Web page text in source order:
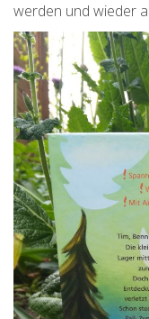
werden und wieder